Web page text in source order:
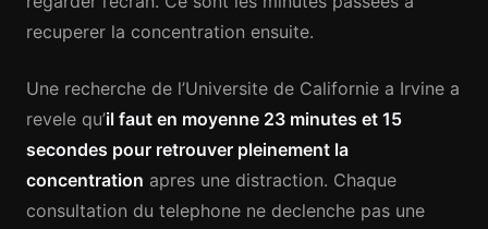
recuperer la concentration ensuite.
Une recherche de l’Universite de Californie a Irvine a
revele qu’il faut en moyenne 23 minutes et 15
secondes pour retrouver pleinement la
concentration apres une distraction. Chaque
consultation du telephone ne declenche pas une